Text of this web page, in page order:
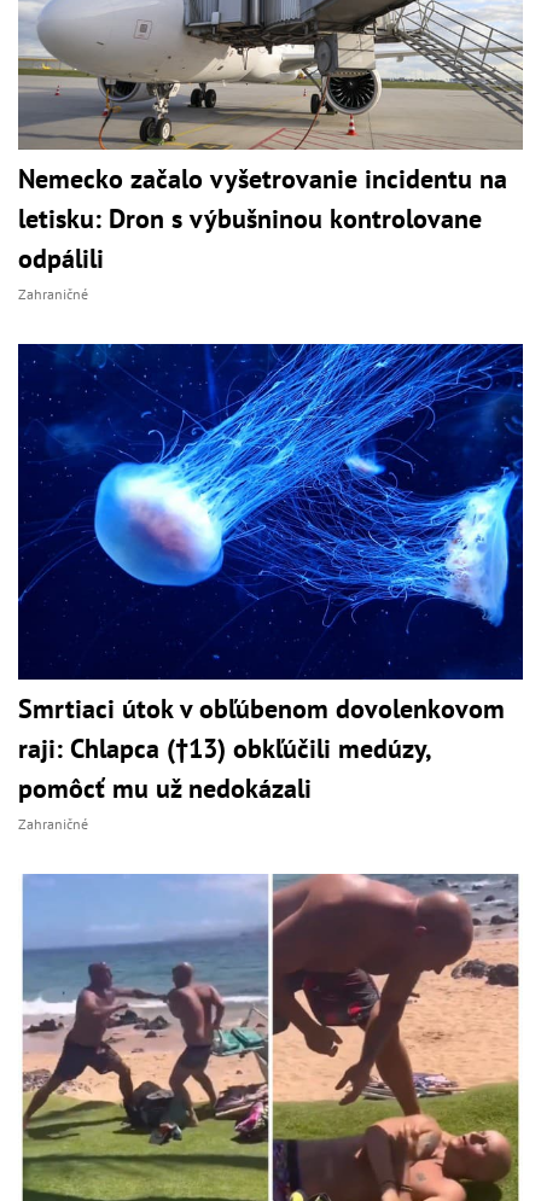
Nemecko začalo vyšetrovanie incidentu na
letisku: Dron s výbušninou kontrolovane
odpálili
Zahraničné
Smrtiaci útok v obľúbenom dovolenkovom
raji: Chlapca (†13) obkľúčili medúzy,
pomôcť mu už nedokázali
Zahraničné